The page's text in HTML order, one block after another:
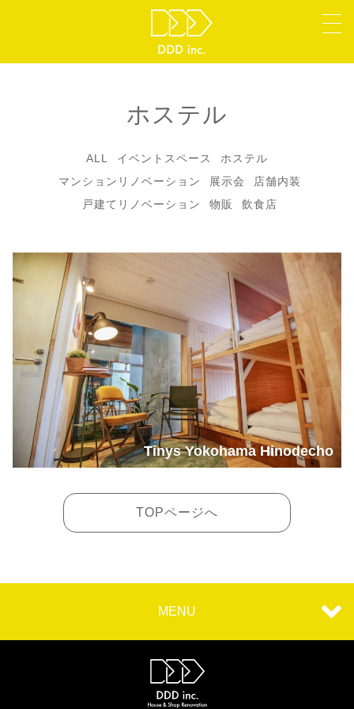
ホステル
ALL イベントスペース
ホステル
マンションリノベーション
展示会
店舗内装
戸建てリノベーション
物販 飲食店
Tinys Yokohama Hinodecho
TOPページへ
MENU
TOP